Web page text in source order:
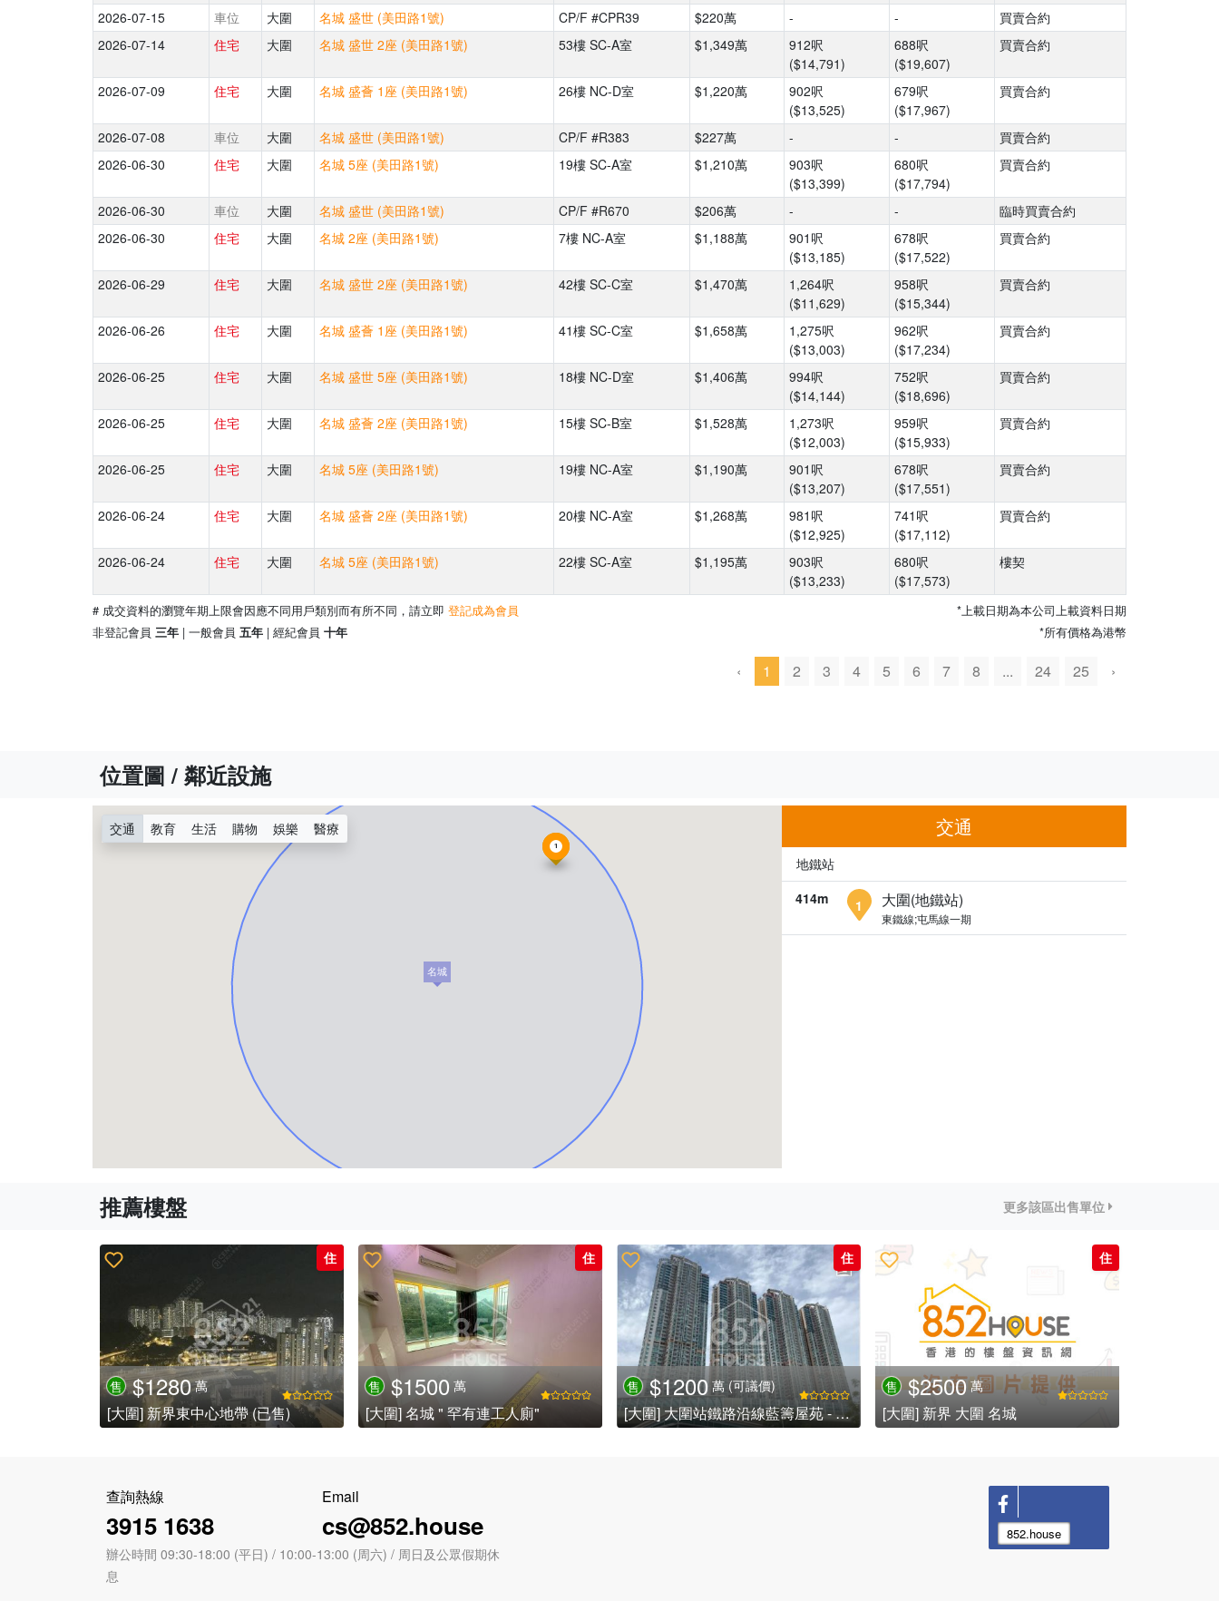
2026-07-15 車位 大圍 名城 盛世 (美田路1號) CP/F #CPR39 $220萬 - -
買賣合約
2026-07-14
住宅 大圍 名城 盛世 2座 (美田路1號) 53樓 SC-A室 $1,349萬
912呎
($14,791)
688呎
($19,607)
買賣合約
2026-07-09 住宅 大圍 名城 盛薈 1座 (美田路1號) 26樓 NC-D室 $1,220萬
902呎
($13,525)
679呎
($17,967)
買賣合約
2026-07-08 車位 大圍 名城 盛世 (美田路1號) CP/F #R383 $227萬 - -
買賣合約
2026-06-30
住宅 大圍 名城 5座 (美田路1號) 19樓 SC-A室 $1,210萬
903呎
($13,399)
680呎
($17,794)
買賣合約
2026-06-30 車位 大圍 名城 盛世 (美田路1號) CP/F #R670 $206萬 - -
臨時買賣合約
2026-06-30
住宅 大圍 名城 2座 (美田路1號) 7樓 NC-A室 $1,188萬
901呎
($13,185)
678呎
($17,522)
買賣合約
2026-06-29 住宅 大圍 名城 盛世 2座 (美田路1號) 42樓 SC-C室 $1,470萬
1,264呎
($11,629)
958呎
($15,344)
買賣合約
2026-06-26 住宅 大圍 名城 盛薈 1座 (美田路1號) 41樓 SC-C室 $1,658萬
1,275呎
($13,003)
962呎
($17,234)
買賣合約
2026-06-25 住宅 大圍 名城 盛世 5座 (美田路1號) 18樓 NC-D室 $1,406萬
994呎
($14,144)
752呎
($18,696)
買賣合約
2026-06-25 住宅 大圍 名城 盛薈 2座 (美田路1號) 15樓 SC-B室 $1,528萬
1,273呎
($12,003)
959呎
($15,933)
買賣合約
2026-06-25 住宅 大圍 名城 5座 (美田路1號) 19樓 NC-A室 $1,190萬
901呎
($13,207)
678呎
($17,551)
買賣合約
2026-06-24 住宅 大圍 名城 盛薈 2座 (美田路1號) 20樓 NC-A室 $1,268萬
981呎
($12,925)
741呎
($17,112)
買賣合約
2026-06-24 住宅 大圍 名城 5座 (美田路1號) 22樓 SC-A室 $1,195萬
903呎
($13,233)
680呎
($17,573)
樓契
# 成交資料的瀏覽年期上限會因應不同用戶類別而有所不同，請立即 登記成為會員
非登記會員 三年 | 一般會員 五年 | 經紀會員 十年
*上載日期為本公司上載資料日期
*所有價格為港幣
‹ 1 2 3 4 5 6 7 8 ... 24 25 ›
位置圖 / 鄰近設施
名城
1
交通 教育 生活 購物 娛樂 醫療 交通
地鐵站
414m
1 大圍(地鐵站)
東鐵線;屯馬線一期
推薦樓盤 更多該區出售單位
住
售 $1280 萬
[大圍] 新界東中心地帶 (已售)
住
售 $1500 萬
[大圍] 名城 " 罕有連工人廁"
住
售 $1200 萬 (可議價)
[大圍] 大圍站鐵路沿線藍籌屋苑 - 名城
住
售 $2500 萬
[大圍] 新界 大圍 名城
查詢熱線
3915 1638
Email
cs@852.house
辦公時間 09:30-18:00 (平日) / 10:00-13:00 (周六) / 周日及公眾假期休
息
852.house